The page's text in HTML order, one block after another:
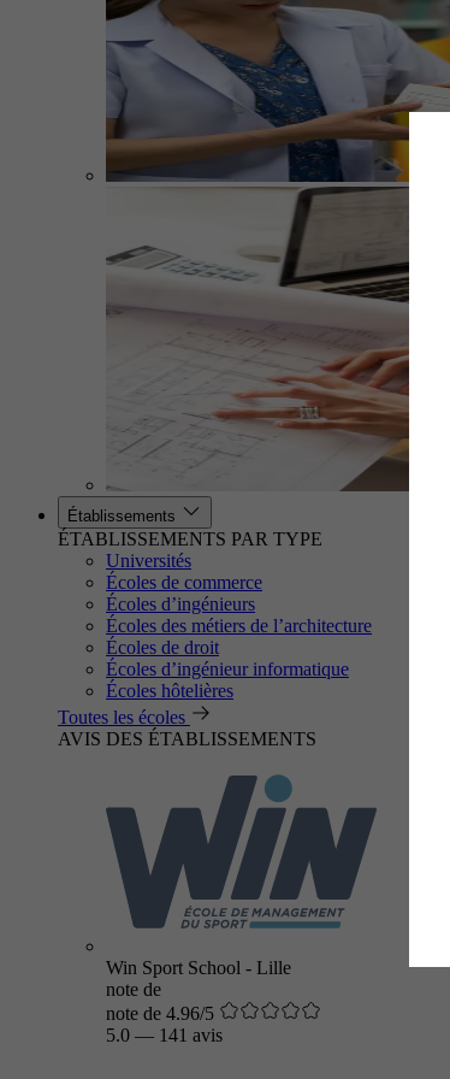
Établissements
ÉTABLISSEMENTS PAR TYPE
Universités
Écoles de commerce
Écoles d’ingénieurs
Écoles des métiers de l’architecture
Écoles de droit
Écoles d’ingénieur informatique
Écoles hôtelières
Toutes les écoles
AVIS DES ÉTABLISSEMENTS
Win Sport School - Lille
note de
note de 4.96/5
5.0 — 141 avis